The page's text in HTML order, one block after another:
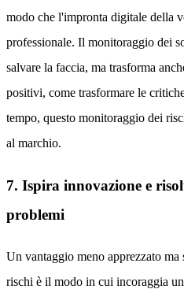
modo che l'impronta digitale della
professionale. Il monitoraggio dei
salvare la faccia, ma trasforma
positivi, come trasformare le
tempo, questo monitoraggio dei
al marchio.
7. Ispira innovazione e
problemi
Un vantaggio meno apprezzato
rischi è il modo in cui incoraggia